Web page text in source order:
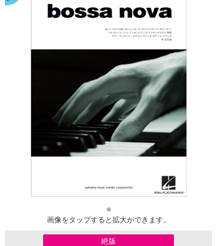
画像をタップすると拡大ができます。
絶版